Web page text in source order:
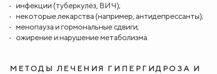
инфекции (туберкулёз, ВИЧ);
некоторые лекарства (например, антидепрессанты);
менопауза и гормональные сдвиги;
ожирение и нарушение метаболизма.
МЕТОДЫ ЛЕЧЕНИЯ ГИПЕРГИДРОЗА И